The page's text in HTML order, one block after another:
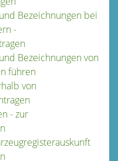
Bezeichnungen bei
-
Bezeichnungen von
führen
von
- zur